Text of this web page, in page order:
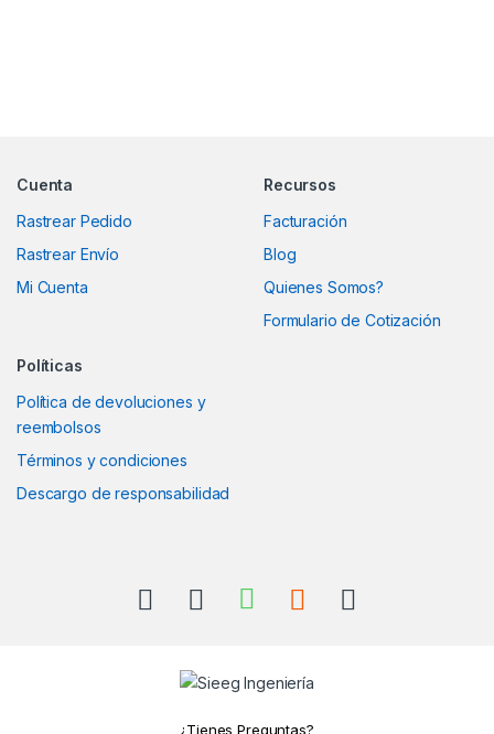
Cuenta
Rastrear Pedido
Rastrear Envío
Mi Cuenta
Recursos
Facturación
Blog
Quienes Somos?
Formulario de Cotización
Políticas
Política de devoluciones y
reembolsos
Términos y condiciones
Descargo de responsabilidad
¿Tienes Preguntas?